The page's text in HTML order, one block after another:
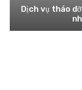
Dịch vụ tháo